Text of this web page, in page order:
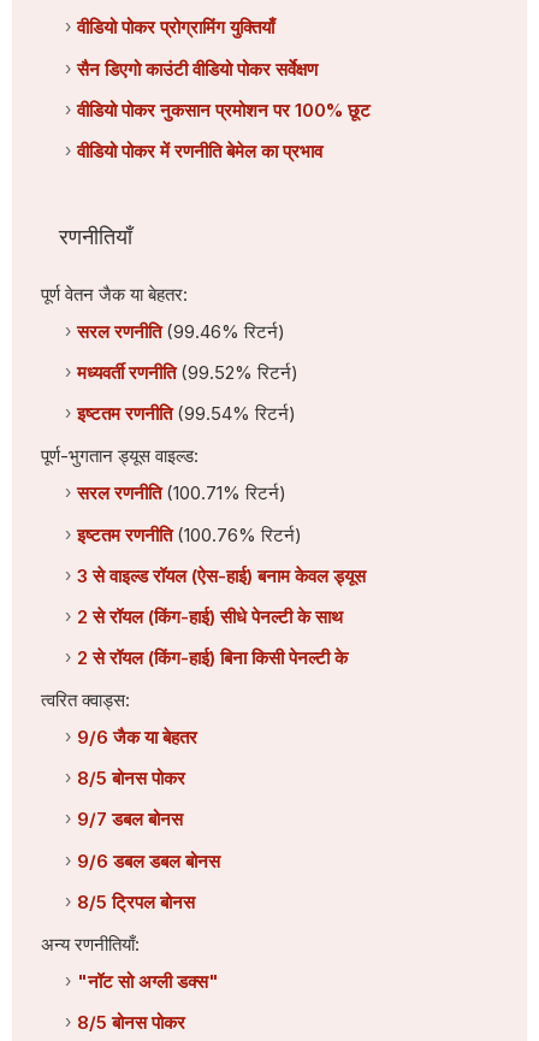
वीडियो पोकर प्रोग्रामिंग युक्तियाँ
सैन डिएगो काउंटी वीडियो पोकर सर्वेक्षण
वीडियो पोकर नुकसान प्रमोशन पर 100% छूट
वीडियो पोकर में रणनीति बेमेल का प्रभाव
रणनीतियाँ
पूर्ण वेतन जैक या बेहतर:
सरल रणनीति(99.46% रिटर्न)
मध्यवर्ती रणनीति(99.52% रिटर्न)
इष्टतम रणनीति(99.54% रिटर्न)
पूर्ण-भुगतान ड्यूस वाइल्ड:
सरल रणनीति(100.71% रिटर्न)
इष्टतम रणनीति(100.76% रिटर्न)
3 से वाइल्ड रॉयल (ऐस-हाई) बनाम केवल ड्यूस
2 से रॉयल (किंग-हाई) सीधे पेनल्टी के साथ
2 से रॉयल (किंग-हाई) बिना किसी पेनल्टी के
त्वरित क्वाड्स:
9/6 जैक या बेहतर
8/5 बोनस पोकर
9/7 डबल बोनस
9/6 डबल डबल बोनस
8/5 ट्रिपल बोनस
अन्य रणनीतियाँ:
"नॉट सो अग्ली डक्स"
8/5 बोनस पोकर